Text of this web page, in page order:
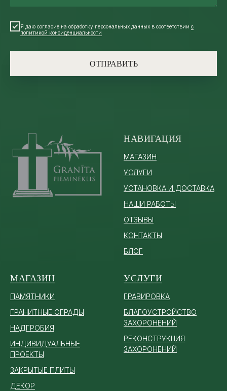
Я даю согласие на обработку персональных данных в соответствии с
политикой конфиденциальности
ОТПРАВИТЬ
НАВИГАЦИЯ
МАГАЗИН
УСЛУГИ
УСТАНОВКА И ДОСТАВКА
НАШИ РАБОТЫ
ОТЗЫВЫ
КОНТАКТЫ
БЛОГ
МАГАЗИН
ПАМЯТНИКИ
ГРАНИТНЫЕ ОГРАДЫ
НАДГРОБИЯ
ИНДИВИДУАЛЬНЫЕ
ПРОЕКТЫ
ЗАКРЫТЫЕ ПЛИТЫ
ДЕКОР
УСЛУГИ
ГРАВИРОВКА
БЛАГОУСТРОЙСТВО
ЗАХОРОНЕНИЙ
РЕКОНСТРУКЦИЯ
ЗАХОРОНЕНИЙ